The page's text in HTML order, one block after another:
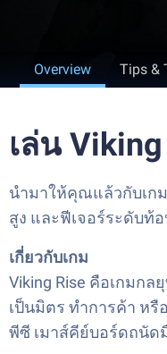
Overview Tips &
เล่น
นำมาให้คุณแล้วกับเก
สูง และฟีเจอร์ระดับท้
เกี่ยวกับเกม
Viking Rise คือเกมก
เป็นมิตร ทำการค้า ห
พีซี เมาส์คีย์บอร์ดถนัด